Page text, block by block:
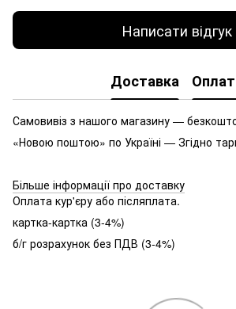
Написати відгук
Доставка
Самовивіз з нашого магазину —
«Новою поштою» по Україні — Згідно
Більше інформації про доставку
Оплата кур'єру або післяплата.
картка-картка (3-4%)
б/г розрахунок без ПДВ (3-4%)